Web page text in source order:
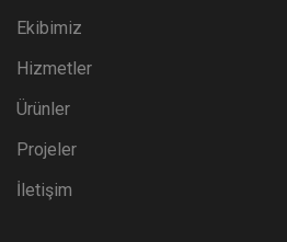
Ekibimiz
Hizmetler
Ürünler
Projeler
İletişim